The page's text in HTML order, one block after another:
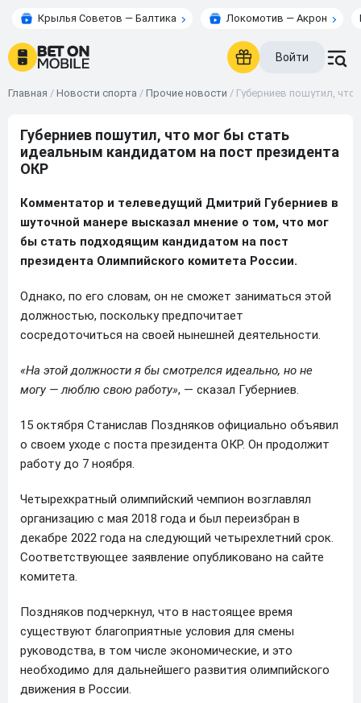
Крылья Советов — Балтика Локомотив — Акрон
Войти
Главная / Новости спорта / Прочие новости / Губерниев пошутил,
Губерниев пошутил, что мог бы стать
идеальным кандидатом на пост президента
ОКР
Комментатор и телеведущий Дмитрий Губерниев в
шуточной манере высказал мнение о том, что мог
бы стать подходящим кандидатом на пост
президента Олимпийского комитета России.
Однако, по его словам, он не сможет заниматься этой
должностью, поскольку предпочитает
сосредоточиться на своей нынешней деятельности.
«На этой должности я бы смотрелся идеально, но не
могу — люблю свою работу», — сказал Губерниев.
15 октября Станислав Поздняков официально объявил
о своем уходе с поста президента ОКР. Он продолжит
работу до 7 ноября.
Четырехкратный олимпийский чемпион возглавлял
организацию с мая 2018 года и был переизбран в
декабре 2022 года на следующий четырехлетний срок.
Соответствующее заявление опубликовано на сайте
комитета.
Поздняков подчеркнул, что в настоящее время
существуют благоприятные условия для смены
руководства, в том числе экономические, и это
необходимо для дальнейшего развития олимпийского
движения в России.